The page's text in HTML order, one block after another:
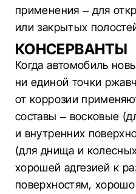
применения – для
или закрытых
КОНСЕРВАНТЫ
Когда автомобиль
ни единой точки
от коррозии
составы – восковые
и внутренних
(для днища и
хорошей адгезией к
поверхностям,